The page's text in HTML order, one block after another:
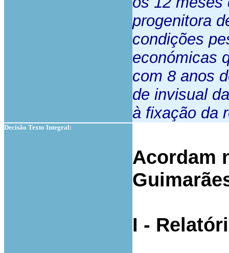
progenitora
condições
económicas
com 8 anos
de invisual
à fixação da
Decisão Texto Integral:
Acordam
I -